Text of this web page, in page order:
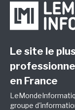
Le site le
en France
groupe